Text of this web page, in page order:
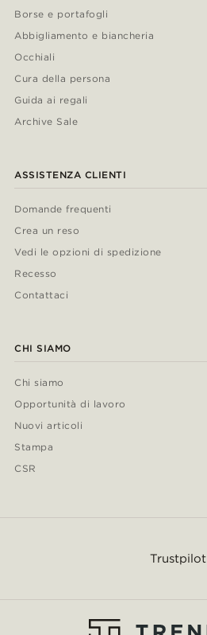
Borse e portafogli
Abbigliamento e biancheria
Occhiali
Cura della persona
Guida ai regali
Archive Sale
ASSISTENZA CLIENTI
Domande frequenti
Crea un reso
Vedi le opzioni di spedizione
Recesso
Contattaci
CHI SIAMO
Chi siamo
Opportunità di lavoro
Nuovi articoli
Stampa
CSR
Trustpilot